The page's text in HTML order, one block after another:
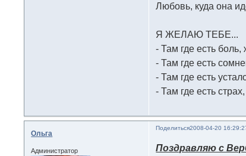
Любовь, куда она
Я ЖЕЛАЮ ТЕБЕ...
- Там где есть
- Там где есть
- Там где есть
- Там где есть
Поделиться2008-04-20
Ольга
Администратор Поздравляю с